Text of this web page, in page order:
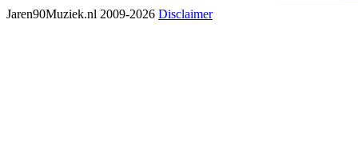
Jaren90Muziek.nl 2009-2026 Disclaimer